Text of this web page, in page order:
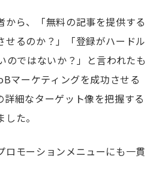
から、「無料の記事を提供する
せるのか？」「登録がハードル
のではないか？」と言われたも
マーケティングを成功させる
詳細なターゲット像を把握する
た。
モーションメニューにも一貫